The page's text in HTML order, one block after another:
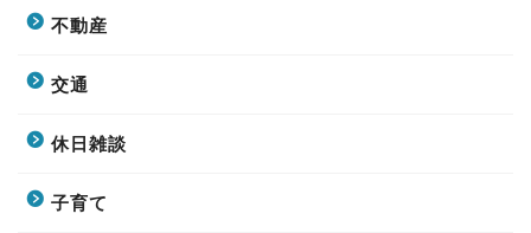
不動産
交通
休日雑談
子育て